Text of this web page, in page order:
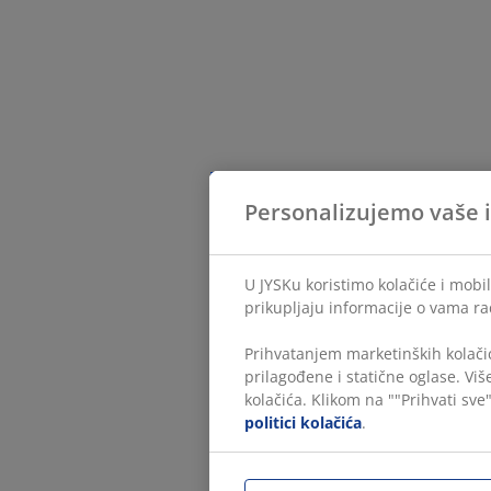
Personalizujemo vaše
U JYSKu koristimo kolačiće i
prikupljaju informacije o vama
Prihvatanjem marketinških
prilagođene i statične oglase.
kolačića. Klikom na ""Prihvati
politici kolačića.